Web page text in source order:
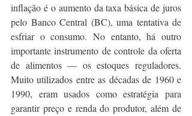
inflação é o aumento da taxa básica de juros
pelo Banco Central (BC), uma tentativa de
esfriar o consumo. No entanto, há outro
importante instrumento de controle da oferta
de alimentos — os estoques reguladores.
Muito utilizados entre as décadas de 1960 e
1990, eram usados como estratégia para
garantir preço e renda do produtor, além de